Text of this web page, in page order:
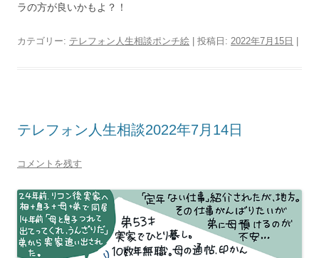
ラの方が良いかもよ？！
カテゴリー: テレフォン人生相談ポンチ絵 | 投稿日: 2022年7月15日 |
テレフォン人生相談2022年7月14日
コメントを残す